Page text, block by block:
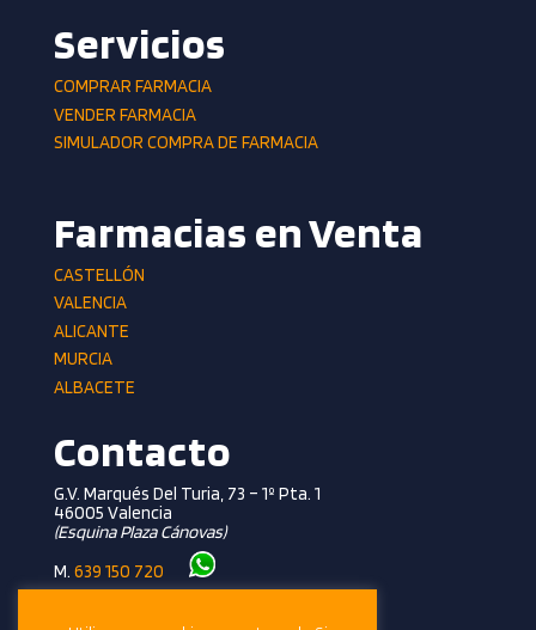
Servicios
COMPRAR FARMACIA
VENDER FARMACIA
SIMULADOR COMPRA DE FARMACIA
Farmacias en Venta
CASTELLÓN
VALENCIA
ALICANTE
MURCIA
ALBACETE
Contacto
G.V. Marqués Del Turia, 73 – 1º Pta. 1
46005 Valencia
(esquina Plaza Cánovas)
M. 639 150 720